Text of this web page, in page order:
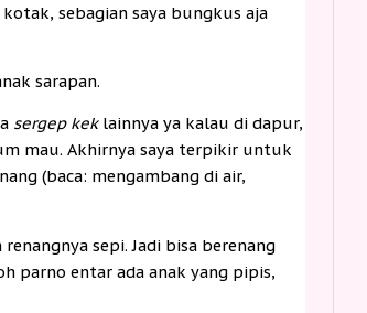
sebagian saya bungkus aja
sarapan.
sergep kek lainnya ya kalau di dapur,
mau. Akhirnya saya terpikir untuk
(baca: mengambang di air,
sepi. Jadi bisa berenang
parno entar ada anak yang pipis,